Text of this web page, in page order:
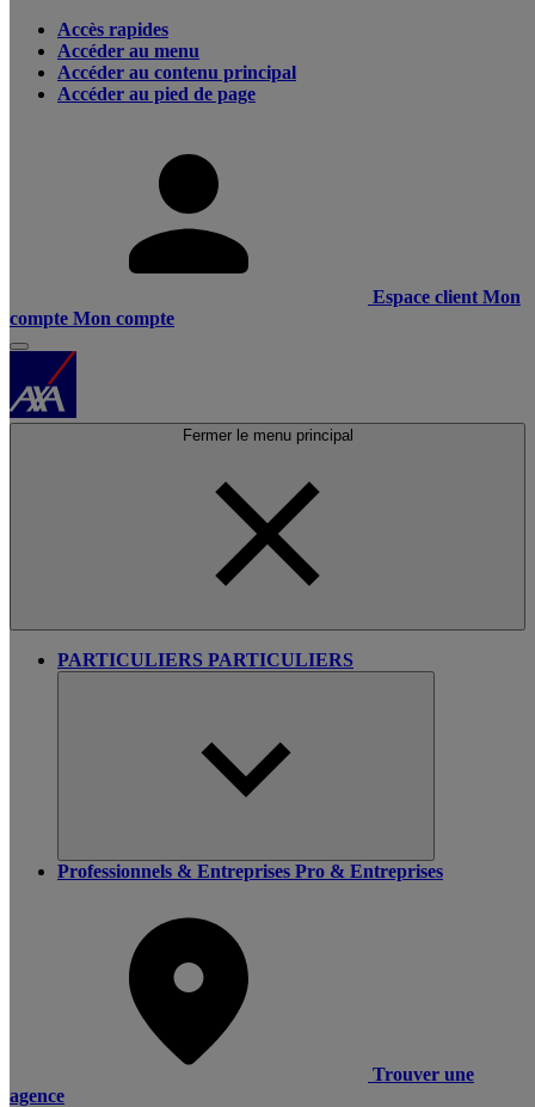
Accès rapides
Accéder au menu
Accéder au contenu principal
Accéder au pied de page
Espace client Mon
compte Mon compte
Fermer le menu principal
PARTICULIERS PARTICULIERS
Professionnels & Entreprises Pro & Entreprises
Trouver une
agence